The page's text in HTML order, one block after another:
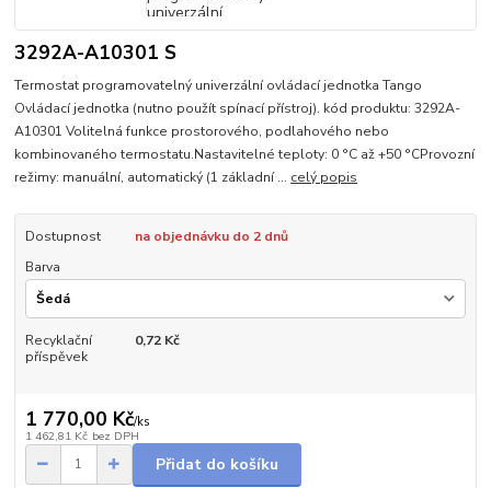
3292A-A10301 S
Termostat programovatelný univerzální ovládací jednotka Tango
Ovládací jednotka (nutno použít spínací přístroj). kód produktu: 3292A-
A10301 Volitelná funkce prostorového, podlahového nebo
kombinovaného termostatu.Nastavitelné teploty: 0 °C až +50 °CProvozní
režimy: manuální, automatický (1 základní ... celý popis
Dostupnost
na objednávku do 2 dnů
Barva
Recyklační
příspěvek
0,72 Kč
1 770,00 Kč/ks
1 462,81 Kč bez DPH
Přidat do košíku